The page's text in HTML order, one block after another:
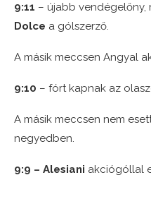
9:11 – újabb vendégelőny,
Dolce a gólszerző.
A másik meccsen Angyal
9:10 – fórt kapnak az
A másik meccsen nem
negyedben.
9:9 – Alesiani akciógóllal